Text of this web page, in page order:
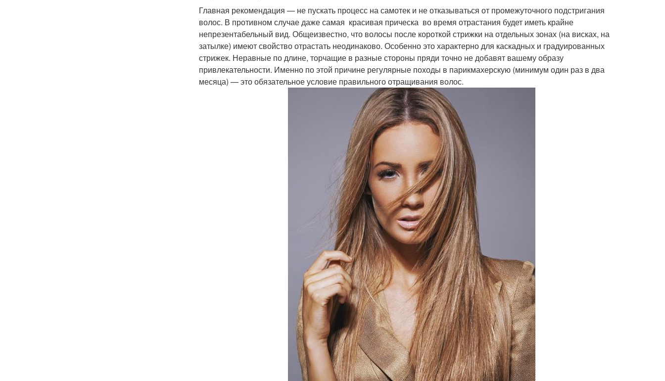
Главная рекомендация — не пускать процесс на самотек и не отказываться от промежуточного подстригания
волос. В противном случае даже самая красивая прическа во время отрастания будет иметь крайне
непрезентабельный вид. Общеизвестно, что волосы после короткой стрижки на отдельных зонах (на висках, на
затылке) имеют свойство отрастать неодинаково. Особенно это характерно для каскадных и градуированных
стрижек. Неравные по длине, торчащие в разные стороны пряди точно не добавят вашему образу
привлекательности. Именно по этой причине регулярные походы в парикмахерскую (минимум один раз в два
месяца) — это обязательное условие правильного отращивания волос.